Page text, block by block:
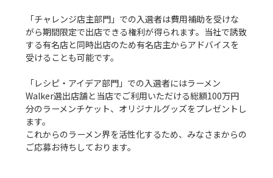
「チャレンジ店主部門」での入選者は費用補助を受けな
がら期間限定で出店できる権利が得られます。当社で誘致
する有名店と同時出店のため有名店主からアドバイスを
受けることも可能です。
「レシピ・アイデア部門」での入選者にはラーメン
Walker選出店舗と当店でご利用いただける総額100万円
分のラーメンチケット、オリジナルグッズをプレゼントし
ます。
これからのラーメン界を活性化するため、みなさまからの
ご応募お待ちしております。